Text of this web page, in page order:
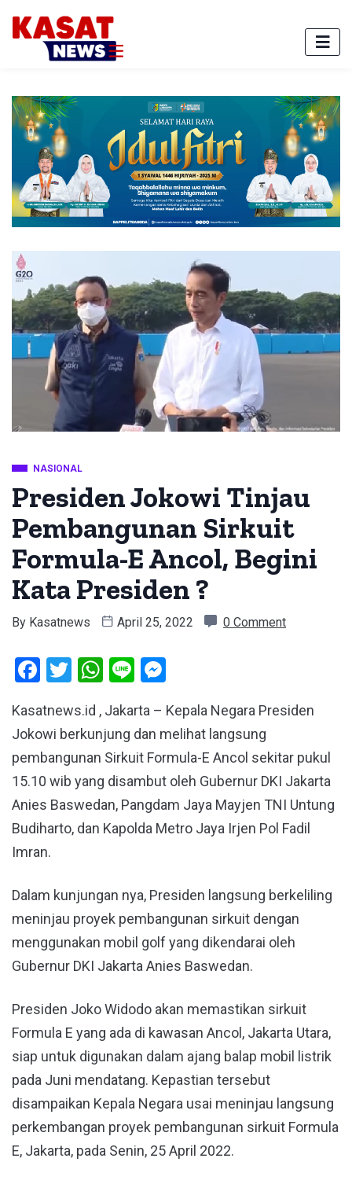
NASIONAL
Presiden Jokowi Tinjau
Pembangunan Sirkuit
Formula-E Ancol, Begini
Kata Presiden ?
By Kasatnews April 25, 2022 0 Comment
Facebook
Twitter
WhatsApp
Line
Kasatnews.id , Jakarta – Kepala Negara Presiden
Jokowi berkunjung dan melihat langsung
pembangunan Sirkuit Formula-E Ancol sekitar pukul
15.10 wib yang disambut oleh Gubernur DKI Jakarta
Anies Baswedan, Pangdam Jaya Mayjen TNI Untung
Budiharto, dan Kapolda Metro Jaya Irjen Pol Fadil
Imran.
Dalam kunjungan nya, Presiden langsung berkeliling
meninjau proyek pembangunan sirkuit dengan
menggunakan mobil golf yang dikendarai oleh
Gubernur DKI Jakarta Anies Baswedan.
Presiden Joko Widodo akan memastikan sirkuit
Formula E yang ada di kawasan Ancol, Jakarta Utara,
siap untuk digunakan dalam ajang balap mobil listrik
pada Juni mendatang. Kepastian tersebut
disampaikan Kepala Negara usai meninjau langsung
perkembangan proyek pembangunan sirkuit Formula
E, Jakarta, pada Senin, 25 April 2022.